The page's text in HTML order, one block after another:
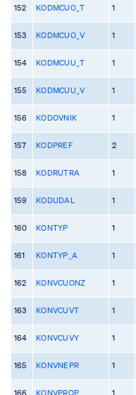
152 KODMCUO_T 1
153 KODMCUO_V 1
154 KODMCUU_T 1
155 KODMCUU_V 1
156 KODOVNIK 1
157 KODPREF 2
158 KODRUTRA 1
159 KODUDAL 1
160 KONTYP 1
161 KONTYP_A 1
162 KONVCUONZ 1
163 KONVCUVT 1
164 KONVCUVY 1
165 KONVNEPR 1
166 KONVPROP 1